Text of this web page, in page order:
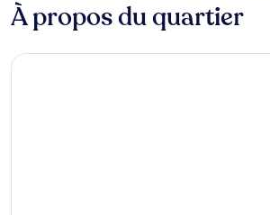
À propos du quartier